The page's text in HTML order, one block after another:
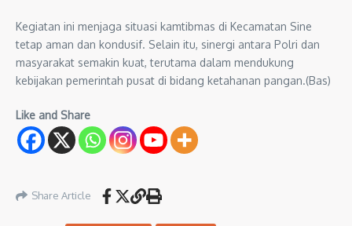
Kegiatan ini menjaga situasi kamtibmas di Kecamatan Sine
tetap aman dan kondusif. Selain itu, sinergi antara Polri dan
masyarakat semakin kuat, terutama dalam mendukung
kebijakan pemerintah pusat di bidang ketahanan pangan.(Bas)
Like and Share
Share Article